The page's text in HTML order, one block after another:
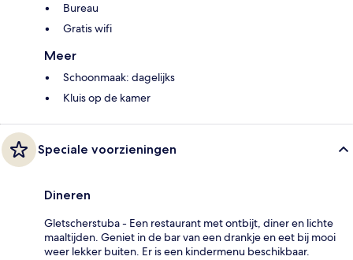
Bureau
Gratis wifi
Meer
Schoonmaak: dagelijks
Kluis op de kamer
Speciale voorzieningen
Dineren
Gletscherstuba - Een restaurant met ontbijt, diner en lichte
maaltijden. Geniet in de bar van een drankje en eet bij mooi
weer lekker buiten. Er is een kindermenu beschikbaar.